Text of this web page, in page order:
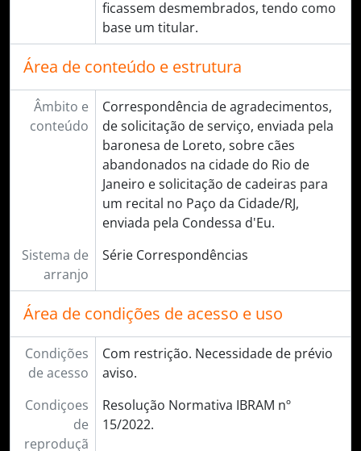
ficassem desmembrados, tendo como
base um titular.
Área de conteúdo e estrutura
Âmbito e
conteúdo
Correspondência de agradecimentos,
de solicitação de serviço, enviada pela
baronesa de Loreto, sobre cães
abandonados na cidade do Rio de
Janeiro e solicitação de cadeiras para
um recital no Paço da Cidade/RJ,
enviada pela Condessa d'Eu.
Sistema de
arranjo
Série Correspondências
Área de condições de acesso e uso
Condições
de acesso
Com restrição. Necessidade de prévio
aviso.
Condiçoes
de
reproduçã
Resolução Normativa IBRAM nº
15/2022.